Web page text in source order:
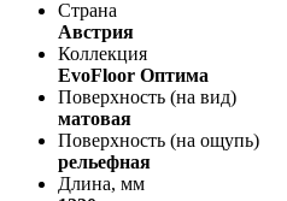
Страна
Австрия
Коллекция
EvoFloor Оптима
Поверхность (на вид)
матовая
Поверхность (на ощупь)
рельефная
Длина, мм